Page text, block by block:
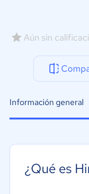
Aún sin
Información general
¿Qué es